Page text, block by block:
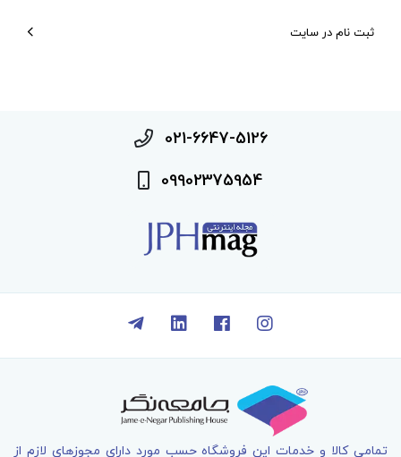
ثبت نام در سایت
021-6647-5126
09902375954
تمامی کالا و خدمات اين فروشگاه حسب مورد دارای مجوزهای لازم از